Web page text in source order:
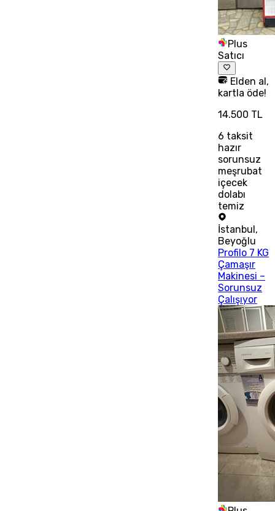
Plus
Satıcı
Elden al,
kartla öde!
14.500 TL
6 taksit
hazır
sorunsuz
meşrubat
içecek
dolabı
temiz
İstanbul,
Beyoğlu
Profilo 7 KG
Çamaşır
Makinesi –
Sorunsuz
Çalışıyor